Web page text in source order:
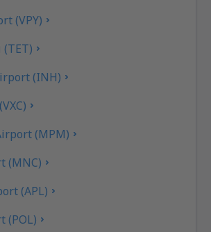
(VPY)
(INH)
(MPM)
(MNC)
(APL)
(POL)